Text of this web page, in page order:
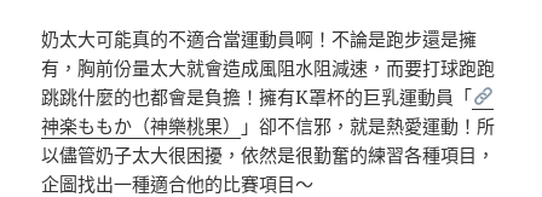
奶太大可能真的不適合當運動員啊！不論是跑步還是擁
有，胸前份量太大就會造成風阻水阻減速，而要打球跑跑
跳跳什麼的也都會是負擔！擁有K罩杯的巨乳運動員「
神楽ももか（神樂桃果）
」卻不信邪，就是熱愛運動！所
以儘管奶子太大很困擾，依然是很勤奮的練習各種項目，
企圖找出一種適合他的比賽項目～